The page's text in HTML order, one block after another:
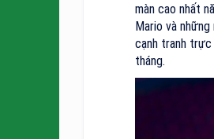
màn cao nhất
Mario và
cạnh tranh trực
tháng.